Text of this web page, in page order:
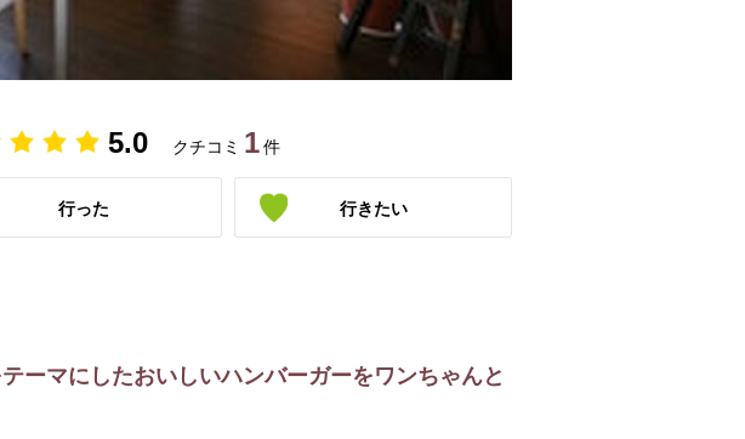
5.0 クチコミ 1件
行った 行きたい
ーマにしたおいしいハンバーガーをワンちゃんと